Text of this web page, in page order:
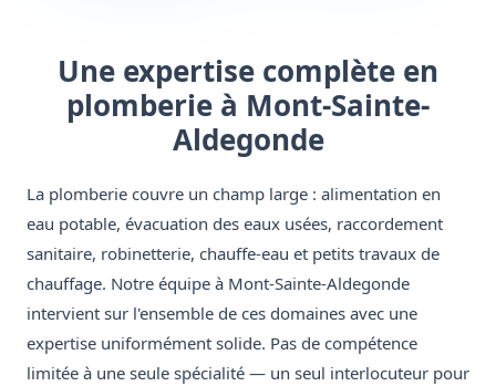
Une expertise complète en
plomberie à Mont-Sainte-
Aldegonde
La plomberie couvre un champ large : alimentation en
eau potable, évacuation des eaux usées, raccordement
sanitaire, robinetterie, chauffe-eau et petits travaux de
chauffage. Notre équipe à Mont-Sainte-Aldegonde
intervient sur l'ensemble de ces domaines avec une
expertise uniformément solide. Pas de compétence
limitée à une seule spécialité — un seul interlocuteur pour